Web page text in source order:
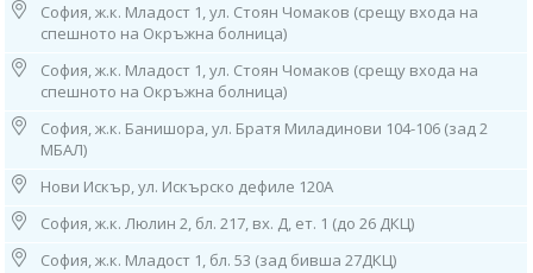
Около всеки трети тумор има мутация в един от RAS гените. Това се
отнася по-специално за карциномите на дебелото черво и
екзокринните карциноми на панкреаса. Тъй като участващите
мутации са соматични, ColoAlert не е генетичен тест в
конвенционалния смисъл.
Честото участие на протеина K-Ras в туморогенезата също го прави
важна терапевтична цел. Например, изследователите са успели да
намерят инхибитор, който нарушава транспорта на KRAS към
клетъчната мембрана и по този начин значително намалява растежа
на тумора. Това е още една причина, поради която откриването на
мутация в гена KRAS е плюс за диагностиката на колоректален рак
София, ж.к. Младост 1, ул. Стоян Чомаков (срещу входа на
спешното на Окръжна болница)
София, ж.к. Младост 1, ул. Стоян Чомаков (срещу входа на
спешното на Окръжна болница)
София, ж.к. Банишора, ул. Братя Миладинови 104-106 (зад 2
МБАЛ)
Нови Искър, ул. Искърско дефиле 120А
София, ж.к. Люлин 2, бл. 217, вх. Д, ет. 1 (до 26 ДКЦ)
София, ж.к. Младост 1, бл. 53 (зад бивша 27ДКЦ)